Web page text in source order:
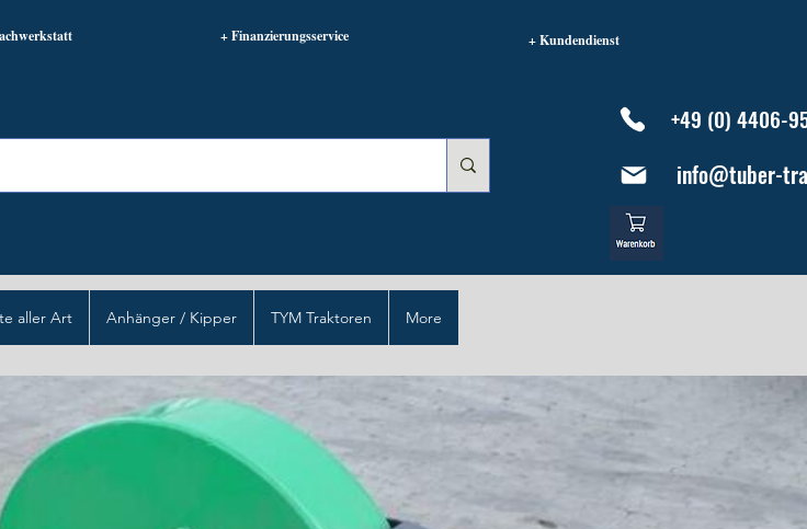
+ Finanzierungsservice + Kundendienst
+49 (0) 4406-
info@tuber-
aller Art Anhänger / Kipper TYM Traktoren More